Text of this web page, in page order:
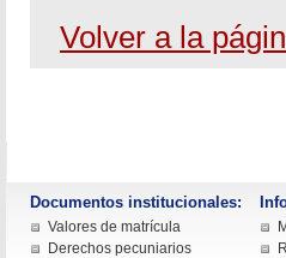
Volver a la
Documentos institucionales:
Valores de matrícula
Derechos pecuniarios